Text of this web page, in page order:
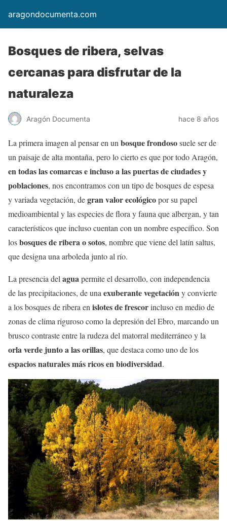
aragondocumenta.com
Bosques de ribera, selvas
cercanas para disfrutar de la
naturaleza
Aragón Documenta hace 8 años
La primera imagen al pensar en un bosque frondososuele ser de
un paisaje de alta montaña, pero lo cierto es que por todo Aragón,
en todas las comarcas e incluso a las puertas de ciudades y
poblaciones, nos encontramos con un tipo de bosques de espesa
y variada vegetación, degran valor ecológicopor su papel
medioambiental y las especies de flora y fauna que albergan, y tan
característicos que incluso cuentan con un nombre específico. Son
losbosques de ribera o sotos, nombre que viene del latín saltus,
que designa una arboleda junto al río.
La presencia del aguapermite el desarrollo, con independencia
de las precipitaciones, de una exuberante vegetacióny convierte
a los bosques de ribera en islotes de frescorincluso en medio de
zonas de clima riguroso como la depresión del Ebro, marcando un
brusco contraste entre la rudeza del matorral mediterráneo y la
orla verde junto a las orillas, que destaca como uno de los
espacios naturales más ricos en biodiversidad.